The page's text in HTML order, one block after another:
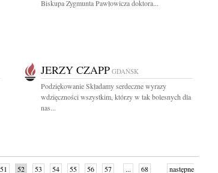
Biskupa Zygmunta Pawłowicza doktora...
JERZY CZAPP GDAŃSK
Podziękowanie Składamy serdeczne wyrazy
wdzięczności wszystkim, którzy w tak bolesnych dla
nas...
51 52 53 54 55 56 57 ... 68 następne